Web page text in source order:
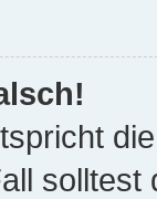
solltest